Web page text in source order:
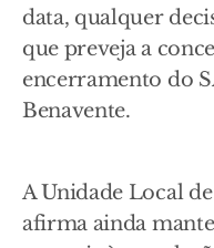
data, qualquer
que preveja a
encerramento do
Benavente.
A Unidade Local
afirma ainda